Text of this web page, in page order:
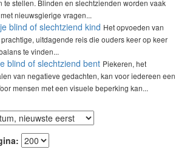
te stellen. Blinden en slechtzienden worden vaak
nieuwsgierige vragen...
blind of slechtziend kind Het opvoeden van
uitdagende reis die ouders keer op keer
te vinden...
blind of slechtziend bent Piekeren, het
van negatieve gedachten, kan voor iedereen een
mensen met een visuele beperking kan...